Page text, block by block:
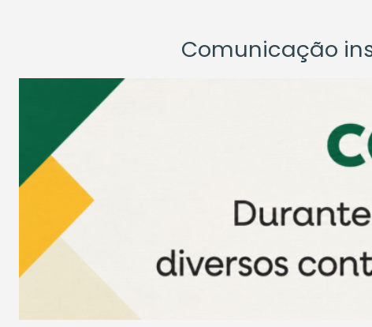
Comunicação